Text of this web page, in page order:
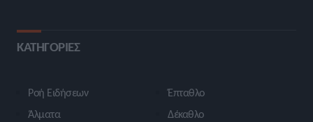
ΚΑΤΗΓΟΡΙΕΣ
Ροή Ειδήσεων
Άλματα
Έπταθλο
Δέκαθλο